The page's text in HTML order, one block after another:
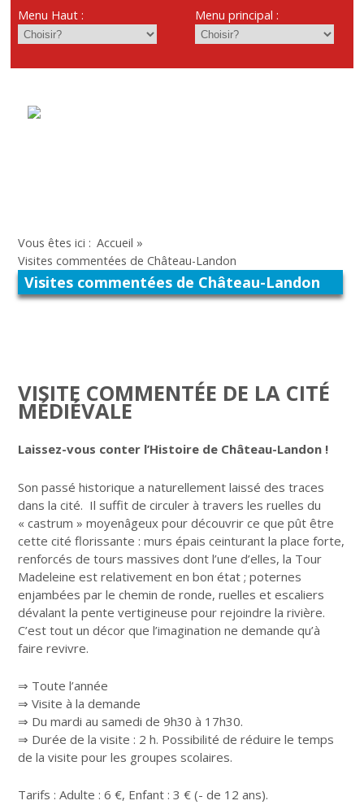
Menu Haut : Menu principal :
Vous êtes ici : Accueil »
Visites commentées de Château-Landon
Visites commentées de Château-Landon
VISITE COMMENTÉE DE LA CITÉ
MÉDIÉVALE
Laissez-vous conter l’Histoire de Château-Landon !
Son passé historique a naturellement laissé des traces
dans la cité. Il suffit de circuler à travers les ruelles du
« castrum » moyenâgeux pour découvrir ce que pût être
cette cité florissante : murs épais ceinturant la place forte,
renforcés de tours massives dont l’une d’elles, la Tour
Madeleine est relativement en bon état ; poternes
enjambées par le chemin de ronde, ruelles et escaliers
dévalant la pente vertigineuse pour rejoindre la rivière.
C’est tout un décor que l’imagination ne demande qu’à
faire revivre.
⇒ Toute l’année
⇒ Visite à la demande
⇒ Du mardi au samedi de 9h30 à 17h30.
⇒ Durée de la visite : 2 h. Possibilité de réduire le temps
de la visite pour les groupes scolaires.
Tarifs : Adulte : 6 €, Enfant : 3 € (- de 12 ans).